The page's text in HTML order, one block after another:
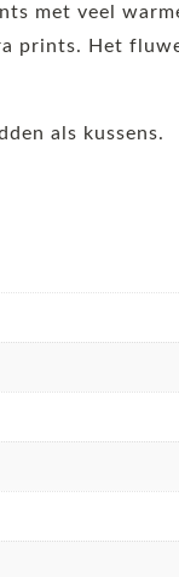
met veel
prints. Het
als kussens.